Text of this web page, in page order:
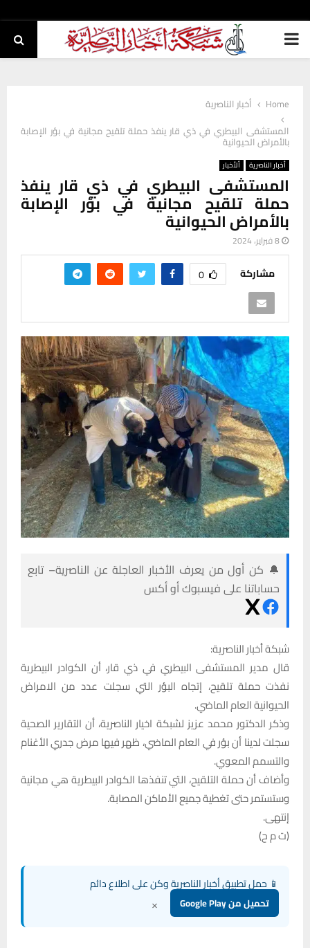
PRIMARY
Home
أخبار الناصرية
المستشفى البيطري في ذي قار ينفذ حملة تلقيح مجانية في بؤر الإصابة
بالأمراض الحيوانية
أخبار الناصرية ألأخبار
المستشفى البيطري في ذي قار ينفذ
حملة تلقيح مجانية في بؤر الإصابة
بالأمراض الحيوانية
8 فبراير، 2024
مشاركة 0
🔔 كن أول من يعرف الأخبار العاجلة عن الناصرية– تابع
حساباتنا على فيسبوك أو أكس
شبكة أخبار الناصرية:
قال مدير المستشفى البيطري في ذي قار، أن الكوادر البيطرية
نفذت حملة تلقيح، إتجاه البؤر التي سجلت عدد من الامراض
الحيوانية العام الماضي.
وذكر الدكتور محمد عزيز لشبكة اخيار الناصرية، أن التقارير الصحية
سجلت لدينا أن بؤر في العام الماضي، ظهر فيها مرض جدري الأغنام
والتسمم المعوي.
وأضاف أن حملة التلقيح، التي تنفذها الكوادر البيطرية هي مجانية
وستستمر حتى تغطية جميع الأماكن المصابة.
إنتهى.
(ت م ح)
📱 حمل تطبيق أخبار الناصرية وكن على اطلاع دائم
تحميل من Google Play ×